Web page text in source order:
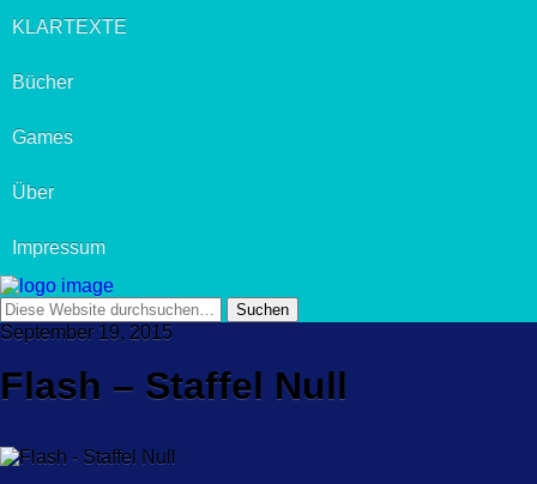
KLARTEXTE
Bücher
Games
Über
Impressum
September 19, 2015
Flash – Staffel Null